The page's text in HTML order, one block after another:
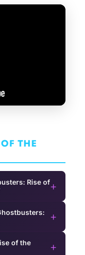
THE
Rise of+
+
of the
+